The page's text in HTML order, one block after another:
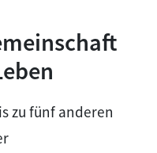
zu fünf anderen